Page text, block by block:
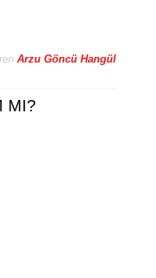
Arzu Göncü Hangül
MI?